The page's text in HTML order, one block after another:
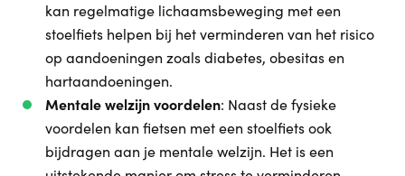
kan regelmatige lichaamsbeweging met een
stoelfiets helpen bij het verminderen van het risico
op aandoeningen zoals diabetes, obesitas en
hartaandoeningen.
Mentale welzijn voordelen: Naast de fysieke
voordelen kan fietsen met een stoelfiets ook
bijdragen aan je mentale welzijn. Het is een